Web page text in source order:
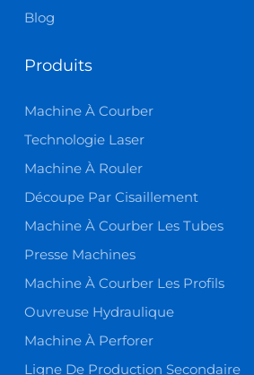
Blog
Produits
Machine À Courber
Technologie Laser
Machine À Rouler
Découpe Par Cisaillement
Machine À Courber Les Tubes
Presse Machines
Machine À Courber Les Profils
Ouvreuse Hydraulique
Machine À Perforer
Ligne De Production Secondaire